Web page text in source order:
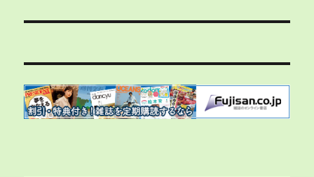
ー
ン
投